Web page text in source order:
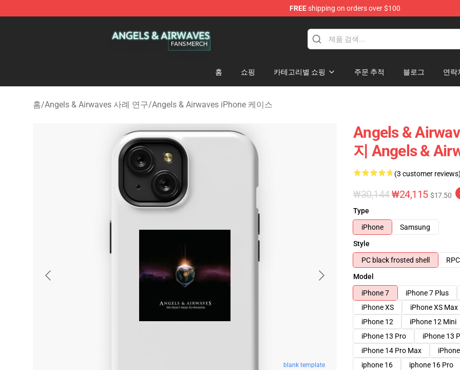
FREEshipping on orders over $100
홈 쇼핑 카테고리별 쇼핑 주문 추적 블로그 연락
홈/Angels & Airwaves 사례 연구/Angels & Airwaves iPhone 케이스
blank template
Angels &
지 Angels &
(3 customer reviews)
₩30,144₩24,115 $17.50
Type
iPhone
Samsung
Style
PC black frosted shell
Model
iPhone 7
iPhone 7 Plus
iPhone XS
iPhone XS Max
iPhone 12
iPhone 12 Mini
iPhone 13 Pro
iPhone 13
iPhone 14 Pro Max
iphone 16
iphone 16 Pro